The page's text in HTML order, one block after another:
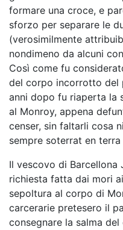
formare una croce, e
sforzo per separare le
(verosimilmente
nondimeno da alcuni
Così come fu
del corpo incorrotto del
anni dopo fu riaperta la
al Monroy, appena
censer, sin faltarli cosa
sempre soterrat en
Il vescovo di Barcellona
richiesta fatta dai mori
sepoltura al corpo di
carcerarie pretesero il
consegnare la salma